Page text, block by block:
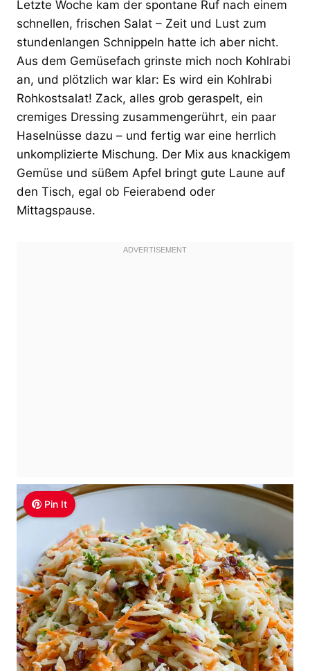
Letzte Woche kam der spontane Ruf nach einem
schnellen, frischen Salat – Zeit und Lust zum
stundenlangen Schnippeln hatte ich aber nicht.
Aus dem Gemüsefach grinste mich noch Kohlrabi
an, und plötzlich war klar: Es wird ein Kohlrabi
Rohkostsalat! Zack, alles grob geraspelt, ein
cremiges Dressing zusammengerührt, ein paar
Haselnüsse dazu – und fertig war eine herrlich
unkomplizierte Mischung. Der Mix aus knackigem
Gemüse und süßem Apfel bringt gute Laune auf
den Tisch, egal ob Feierabend oder
Mittagspause.
Pin It